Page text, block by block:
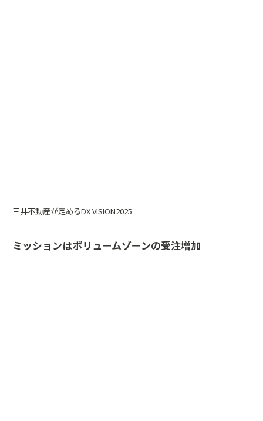
三井不動産が定めるDX VISION2025
ミッションはボリュームゾーンの受注増加